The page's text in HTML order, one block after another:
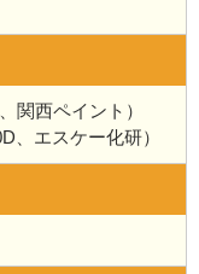
関西ペイント）
、エスケー化研）